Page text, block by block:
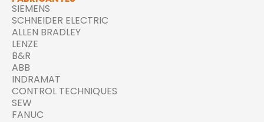
SIEMENS
SCHNEIDER ELECTRIC
ALLEN BRADLEY
LENZE
B&R
ABB
INDRAMAT
CONTROL TECHNIQUES
SEW
FANUC